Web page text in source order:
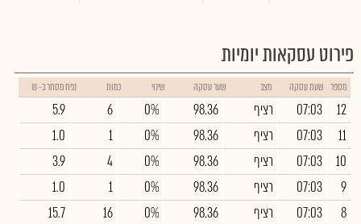
פירוט עסקאות יומיות
מספר שעת עסקה מצב שער עסקה שינוי כמות נפח מסחר ב- ₪
12
07:03 רציף 98.36
0%
6
5.9
11
07:03 רציף 98.36
0%
1
1.0
10
07:03 רציף 98.36
0%
4
3.9
9
07:03 רציף 98.36
0%
1
1.0
8
07:03 רציף 98.36
0%
16
15.7